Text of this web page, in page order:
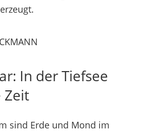
In der Tiefsee
Zeit
sind Erde und Mond im